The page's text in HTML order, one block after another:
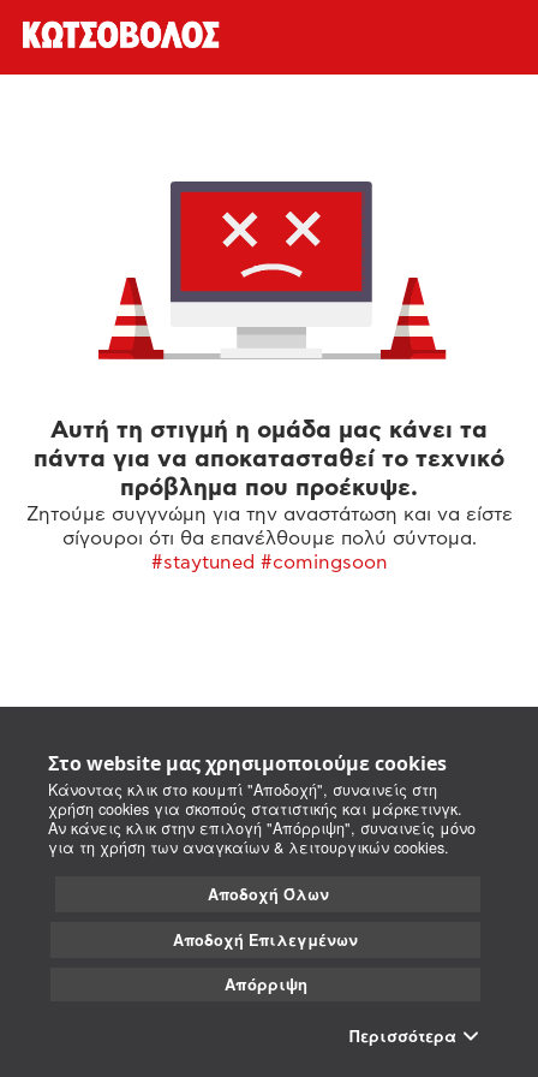
Στο website μας χρησιμοποιούμε cookies
Κάνοντας κλικ στο κουμπί "Αποδοχή", συναινείς στη
χρήση cookies για σκοπούς στατιστικής και μάρκετινγκ.
Αν κάνεις κλικ στην επιλογή "Απόρριψη", συναινείς μόνο
για τη χρήση των αναγκαίων & λειτουργικών cookies.
Αποδοχή Όλων
Αποδοχή Επιλεγμένων
Απόρριψη
Περισσότερα
Αυτή τη στιγμή η ομάδα μας κάνει τα
πάντα για να αποκατασταθεί το τεχνικό
πρόβλημα που προέκυψε.
Ζητούμε συγγνώμη για την αναστάτωση και να είστε
σίγουροι ότι θα επανέλθουμε πολύ σύντομα.
#staytuned #comingsoon